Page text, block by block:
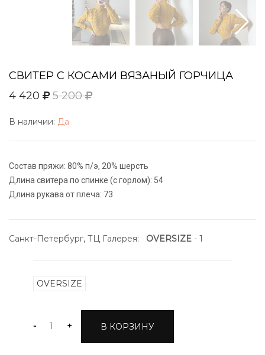
СВИТЕР С КОСАМИ ВЯЗАНЫЙ ГОРЧИЦА
4 420
5 200
В наличии: Да
Состав пряжи: 80% п/э, 20% шерсть
Длина свитера по спинке (с горлом): 54
Длина рукава от плеча: 73
Санкт-Петербург, ТЦ Галерея: OVERSIZE - 1
OVERSIZE
- + В КОРЗИНУ